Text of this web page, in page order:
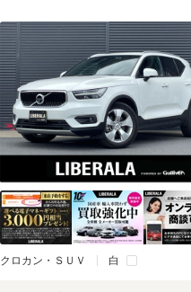
クロカン・ＳＵＶ 白